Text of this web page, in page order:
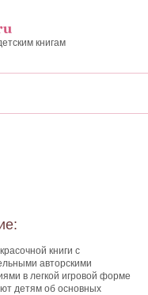
книгам
книги с
авторскими
в легкой игровой форме
детям об основных